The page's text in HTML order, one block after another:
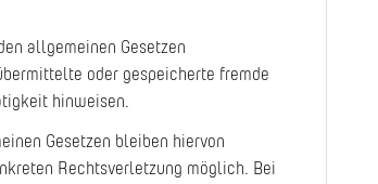
allgemeinen Gesetzen
oder gespeicherte fremde
hinweisen.
Gesetzen bleiben hiervon
Rechtsverletzung möglich. Bei